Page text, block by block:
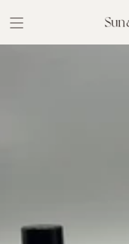
content